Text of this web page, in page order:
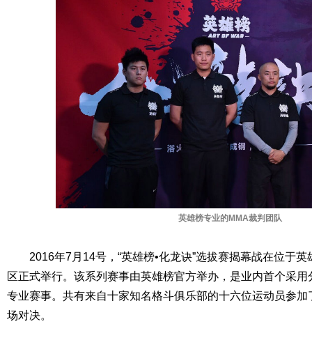
英雄榜专业的MMA裁判团队
2016年7月14号，“英雄榜•化龙诀”选拔赛揭幕战在位于英
区正式举行。该系列赛事由英雄榜官方举办，是业内首个采
专业赛事。共有来自十家知名格斗俱乐部的十六位运动员参加
场对决。